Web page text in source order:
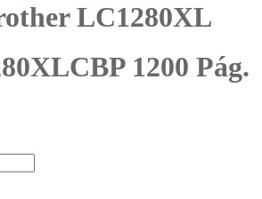
LC1280XL
1200 Pág.